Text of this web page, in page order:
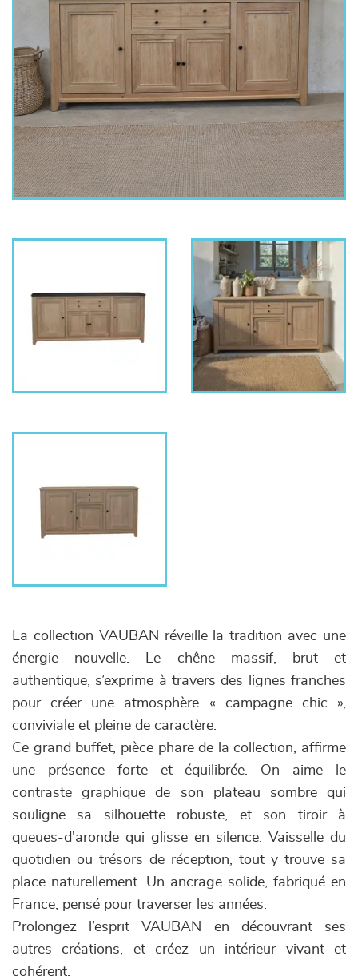
La collection VAUBAN réveille la tradition avec une
énergie nouvelle. Le chêne massif, brut et
authentique, s’exprime à travers des lignes franches
pour créer une atmosphère « campagne chic »,
conviviale et pleine de caractère.
Ce grand buffet, pièce phare de la collection, affirme
une présence forte et équilibrée. On aime le
contraste graphique de son plateau sombre qui
souligne sa silhouette robuste, et son tiroir à
queues-d'aronde qui glisse en silence. Vaisselle du
quotidien ou trésors de réception, tout y trouve sa
place naturellement. Un ancrage solide, fabriqué en
France, pensé pour traverser les années.
Prolongez l’esprit VAUBAN en découvrant ses
autres créations, et créez un intérieur vivant et
cohérent.